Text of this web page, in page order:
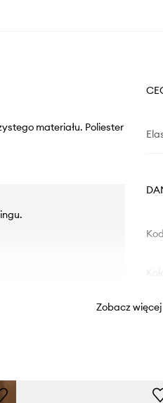
materiału. Poliester
ID
Zobacz więcej